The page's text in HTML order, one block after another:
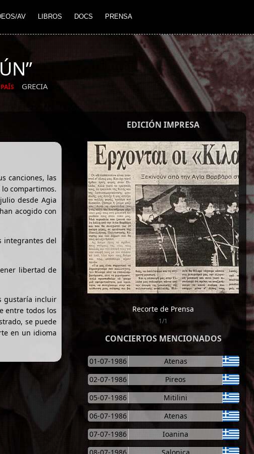
AV LIBROS DOCS PRENSA
PAÍS GRECIA
canciones, las
compartimos.
desde Agia
acogido con
integrantes del
libertad de
gustaría incluir
entre todos los
se puede
en un idioma
EDICIÓN IMPRESA
Recorte de Prensa
1/1
CONCIERTOS MENCIONADOS
01-07-1986
Atenas
02-07-1986
Pireos
05-07-1986
Mitilini
06-07-1986
Atenas
07-07-1986
Ioanina